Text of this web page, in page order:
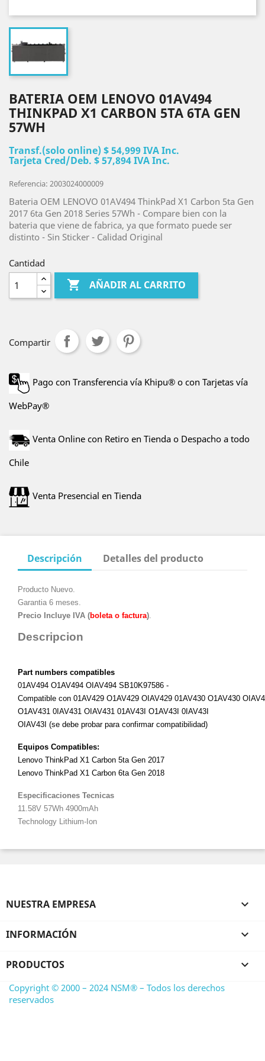
BATERIA OEM LENOVO 01AV494
THINKPAD X1 CARBON 5TA 6TA GEN
57WH
Transf.(solo online) $ 54,999 IVA Inc.
Tarjeta Cred/Deb. $ 57,894 IVA Inc.
Referencia: 2003024000009
Bateria OEM LENOVO 01AV494 ThinkPad X1 Carbon 5ta Gen
2017 6ta Gen 2018 Series 57Wh - Compare bien con la
bateria que viene de fabrica, ya que formato puede ser
distinto - Sin Sticker - Calidad Original
Cantidad
 AÑADIR AL CARRITO
Compartir
Pago con Transferencia vía Khipu® o con Tarjetas vía
WebPay®
Venta Online con Retiro en Tienda o Despacho a todo
Chile
Venta Presencial en Tienda
Descripción Detalles del producto
Producto Nuevo.
Garantia 6 meses.
Precio Incluye IVA (boleta o factura)
Descripcion
Part numbers compatibles
01AV494 O1AV494 OIAV494 SB10K97586 -
Compatible con 01AV429 O1AV429 OIAV429 01AV430 O1AV430 OI
O1AV431 0IAV431 OIAV431 01AV43I O1AV43I 0IAV43I
OIAV43I (se debe probar para confirmar compatibilidad)
Equipos Compatibles:
Lenovo ThinkPad X1 Carbon 5ta Gen 2017
Lenovo ThinkPad X1 Carbon 6ta Gen 2018
Especificaciones Tecnicas
11.58V 57Wh 4900mAh
Technology Lithium-Ion
NUESTRA EMPRESA 
INFORMACIÓN 
PRODUCTOS 
Copyright © 2000 – 2024 NSM® – Todos los derechos
reservados